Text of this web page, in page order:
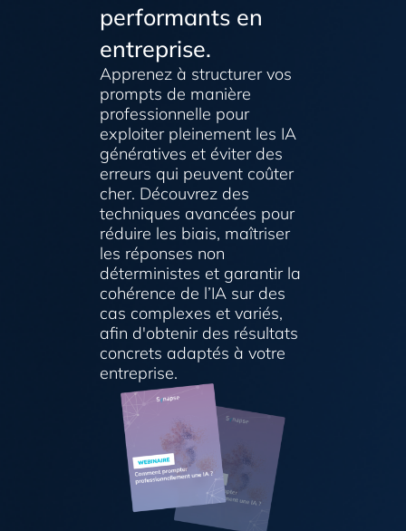
performants en
entreprise.
Apprenez à structurer vos
prompts de manière
professionnelle pour
exploiter pleinement les IA
génératives et éviter des
erreurs qui peuvent coûter
cher. Découvrez des
techniques avancées pour
réduire les biais, maîtriser
les réponses non
déterministes et garantir la
cohérence de l’IA sur des
cas complexes et variés,
afin d'obtenir des résultats
concrets adaptés à votre
entreprise.